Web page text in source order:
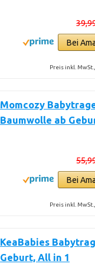
Bei
Preis inkl.
Momcozy
Baumwolle ab
Bei
Preis inkl.
KeaBabies
Geburt, All in 1